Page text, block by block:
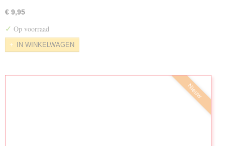
€ 9,95
✓ Op voorraad
IN WINKELWAGEN
Nieuw